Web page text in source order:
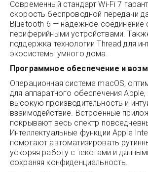
Современный стандарт Wi-Fi 7
скорость беспроводной передачи
Bluetooth 6 — надёжное соединение
периферийными устройствами.
поддержка технологии Thread для
экосистемы умного дома.
Программное обеспечение и
Операционная система macOS,
для аппаратного обеспечения
высокую производительность и
взаимодействие. Встроенные
покрывают весь спектр
Интеллектуальные функции Apple
помогают автоматизировать
ускоряя работу с текстами и
сохраняя конфиденциальность.